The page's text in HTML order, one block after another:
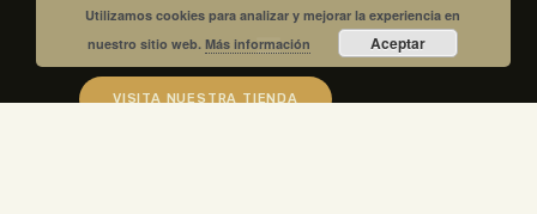
VISITA NUESTRA TIENDA
Utilizamos cookies para analizar y mejorar la experiencia en
nuestro sitio web.Más información Aceptar